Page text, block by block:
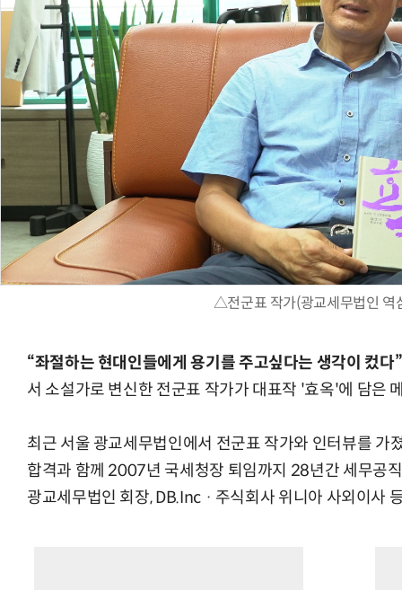
△전군표 작가(광교세무법인 역
“좌절하는 현대인들에게 용기를 주고싶다는 생각이 컸다”
서 소설가로 변신한 전군표 작가가 대표작 '효옥'에 담은
최근 서울 광교세무법인에서 전군표 작가와 인터뷰를 가
합격과 함께 2007년 국세청장 퇴임까지 28년간 세무공
광교세무법인 회장, DB.Inc · 주식회사 위니아 사외이사